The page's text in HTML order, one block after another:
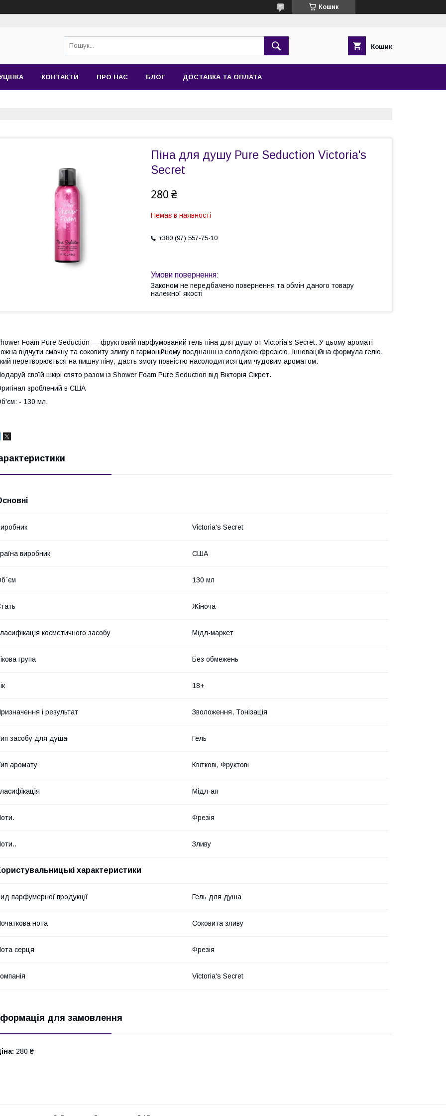
Кошик
Кошик
КОНТАКТИ ПРО НАС БЛОГ ДОСТАВКА ТА ОПЛАТА
Піна для душу Pure Seduction Victoria's
Secret
280 ₴
Немає в наявності
+380 (97) 557-75-10
Законом не передбачено повернення та обмін даного товару
належної якості
Foam Pure Seduction — фруктовий парфумований гель-піна для душу от Victoria's Secret. У цьому ароматі
відчути смачну та соковиту зливу в гармонійному поєднанні із солодкою фрезією. Інноваційна формула гелю,
перетворюється на пишну піну, дасть змогу повністю насолодитися цим чудовим ароматом.
своїй шкірі свято разом із Shower Foam Pure Seduction від Вікторія Сікрет.
зроблений в США
- 130 мл.
Victoria's Secret
виробник США
130 мл
Жіноча
косметичного засобу Мідл-маркет
група Без обмежень
18+
і результат Зволоження, Тонізація
засобу для душа Гель
аромату Квіткові, Фруктові
Мідл-ап
Фрезія
Зливу
характеристики
парфумерної продукції Гель для душа
нота Соковита зливу
серця Фрезія
Victoria's Secret
для замовлення
280 ₴